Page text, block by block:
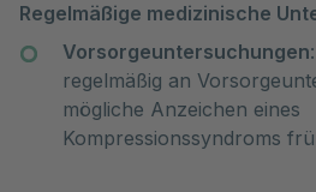
Regelmäßige medizinische
Vorsorgeuntersuchungen
regelmäßig an
mögliche Anzeichen eines
Kompressionssyndroms